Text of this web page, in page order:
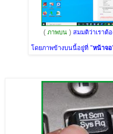
( ภาพบน)สมมติว่าเราต้
โดยภาพข้างบนนี้อยู่ที่ "หน้าจอ